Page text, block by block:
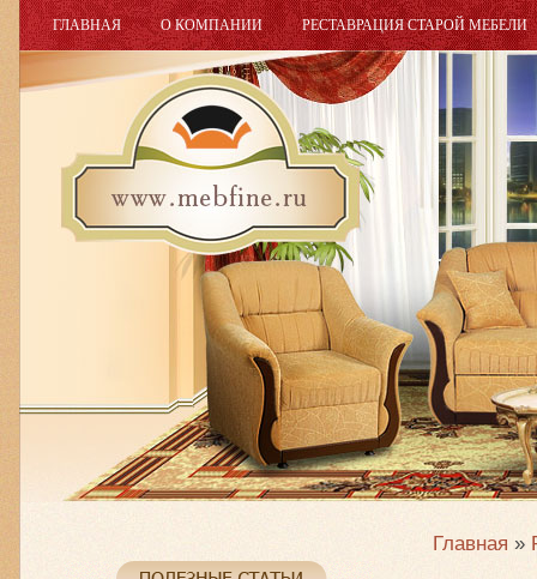
ГЛАВНАЯ О КОМПАНИИ РЕСТАВРАЦИЯ СТАРОЙ МЕБЕЛИ
Главная »